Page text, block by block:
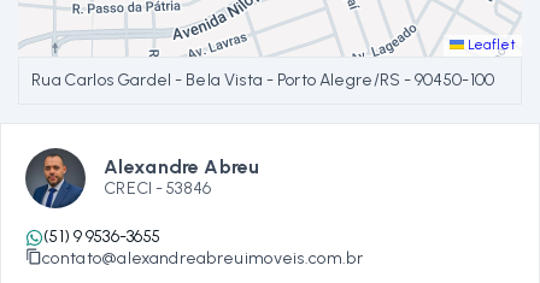
Leaflet
Rua Carlos Gardel - Bela Vista - Porto Alegre/RS - 90450-100
Alexandre Abreu
CRECI -53846
(51) 9 9536-3655
contato@alexandreabreuimoveis.com.br